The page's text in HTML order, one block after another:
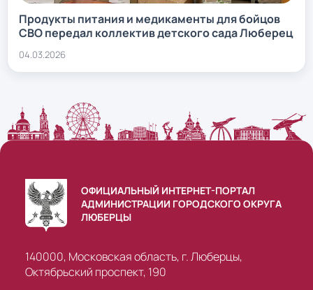
Продукты питания и медикаменты для бойцов
СВО передал коллектив детского сада Люберец
04.03.2026
ОФИЦИАЛЬНЫЙ ИНТЕРНЕТ-ПОРТАЛ
АДМИНИСТРАЦИИ ГОРОДСКОГО ОКРУГА
ЛЮБЕРЦЫ
140000, Московская область, г. Люберцы,
Октябрьский проспект, 190